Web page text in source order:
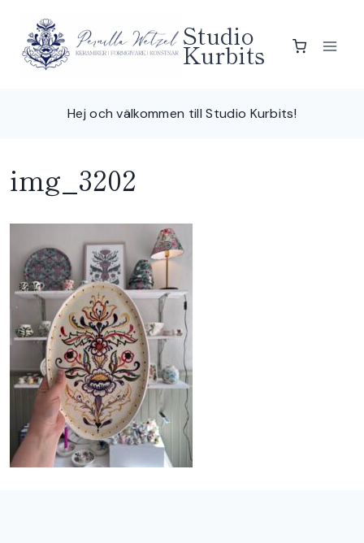
content
Studio
Kurbits
Hej och välkommen till Studio Kurbits!
img_3202